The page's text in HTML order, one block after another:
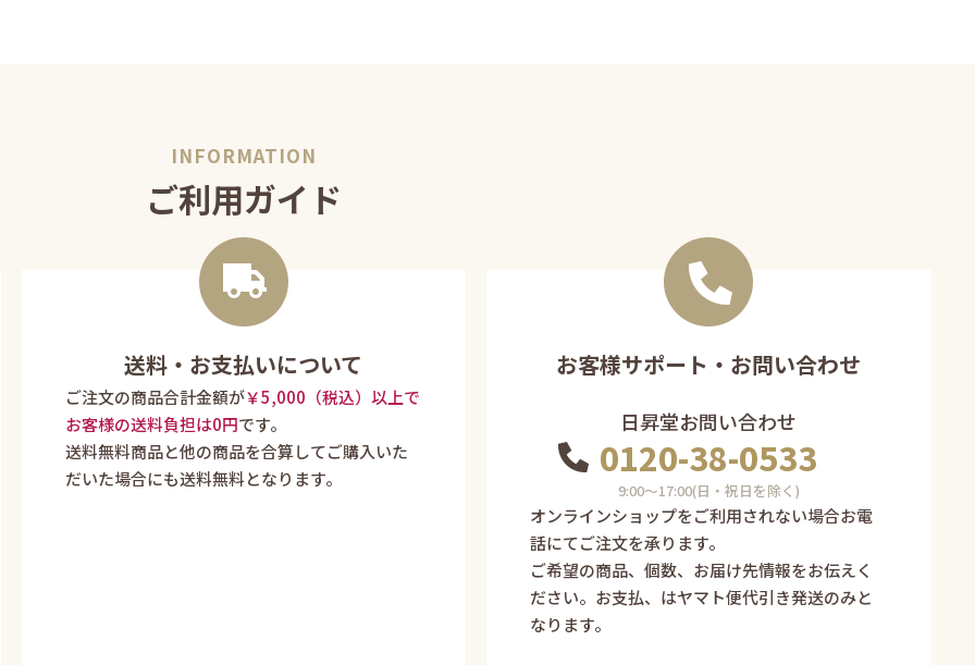
ご利用ガイド
送料・お支払いについて
ご注文の商品合計金額が￥5,000（税込）以上で
お客様の送料負担は0円です。
送料無料商品と他の商品を合算してご購入いた
だいた場合にも送料無料となります。
お客様サポート・お問い合わせ
日昇堂お問い合わせ
0120-38-0533
9:00〜17:00(日・祝日を除く)
オンラインショップをご利用されない場合お電
話にてご注文を承ります。
ご希望の商品、個数、お届け先情報をお伝えく
ださい。お支払、はヤマト便代引き発送のみと
なります。